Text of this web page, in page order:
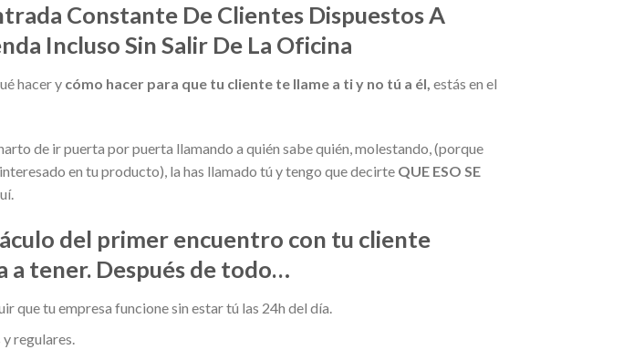
Constante De Clientes Dispuestos A
Incluso Sin Salir De La Oficina
hacer y cómo hacer para que tu cliente te llame a ti y no tú a él, estás en el
de ir puerta por puerta llamando a quién sabe quién, molestando, (porque
en tu producto), la has llamado tú y tengo que decirte QUE ESO SE
del primer encuentro con tu cliente
a tener. Después de todo…
que tu empresa funcione sin estar tú las 24h del día.
regulares.